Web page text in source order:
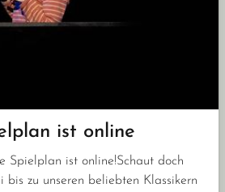
ist online
Spielplan ist online!Schaut doch
bis zu unseren beliebten Klassikern